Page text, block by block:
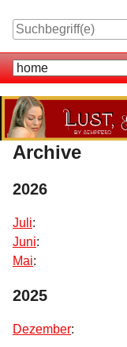
Navigation
Archive
2026
Juli:
Juni:
Mai:
2025
Dezember: